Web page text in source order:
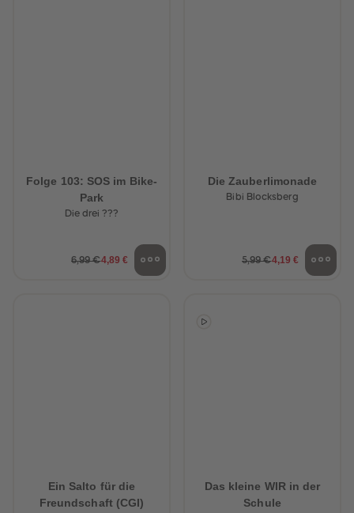
Folge 103: SOS im Bike-
Park
Die drei ???
6,99 €4,89 €
Die Zauberlimonade
Bibi Blocksberg
5,99 €4,19 €
Ein Salto für die
Freundschaft (CGI)
Das kleine WIR in der
Schule